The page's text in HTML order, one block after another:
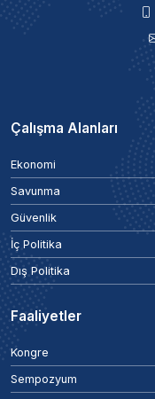
Çalışma Alanları
Ekonomi
Savunma
Güvenlik
İç Politika
Dış Politika
Faaliyetler
Kongre
Sempozyum